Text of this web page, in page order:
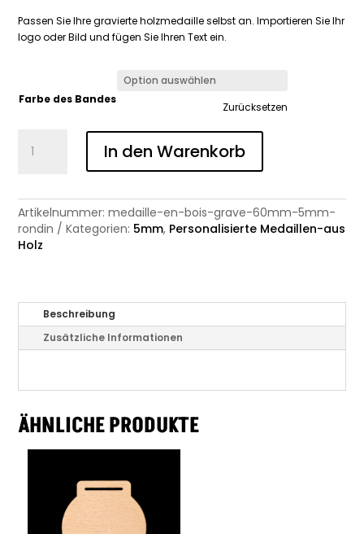
Passen Sie Ihre gravierte holzmedaille selbst an. Importieren Sie Ihr
logo oder Bild und fügen Sie Ihren Text ein.
Farbe des Bandes
Zurücksetzen
hölzerne
-
5mm
Log
Menge
In den Warenkorb
Artikelnummer:medaille-en-bois-grave-60mm-5mm-
rondin
Kategorien: 5mm, Personalisierte Medaillen-aus
Holz
Beschreibung
Zusätzliche Informationen
ÄHNLICHE PRODUKTE